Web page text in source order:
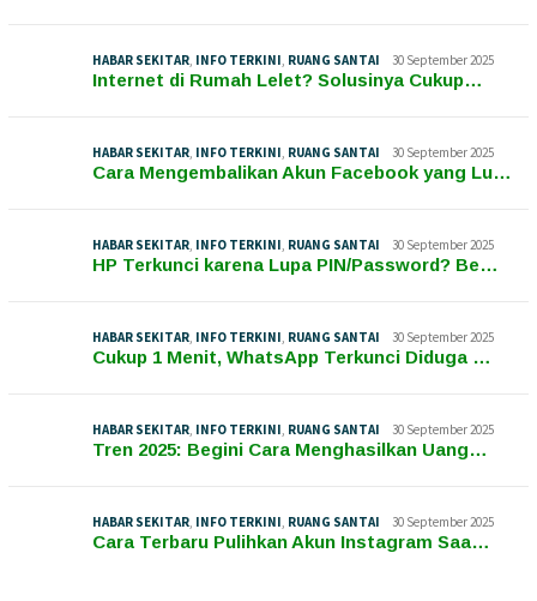
HABAR SEKITAR, INFO TERKINI, RUANG SANTAI 30 September 2025
Internet di Rumah Lelet? Solusinya Cukup…
HABAR SEKITAR, INFO TERKINI, RUANG SANTAI 30 September 2025
Cara Mengembalikan Akun Facebook yang Lu…
HABAR SEKITAR, INFO TERKINI, RUANG SANTAI 30 September 2025
HP Terkunci karena Lupa PIN/Password? Be…
HABAR SEKITAR, INFO TERKINI, RUANG SANTAI 30 September 2025
Cukup 1 Menit, WhatsApp Terkunci Diduga …
HABAR SEKITAR, INFO TERKINI, RUANG SANTAI 30 September 2025
Tren 2025: Begini Cara Menghasilkan Uang…
HABAR SEKITAR, INFO TERKINI, RUANG SANTAI 30 September 2025
Cara Terbaru Pulihkan Akun Instagram Saa…